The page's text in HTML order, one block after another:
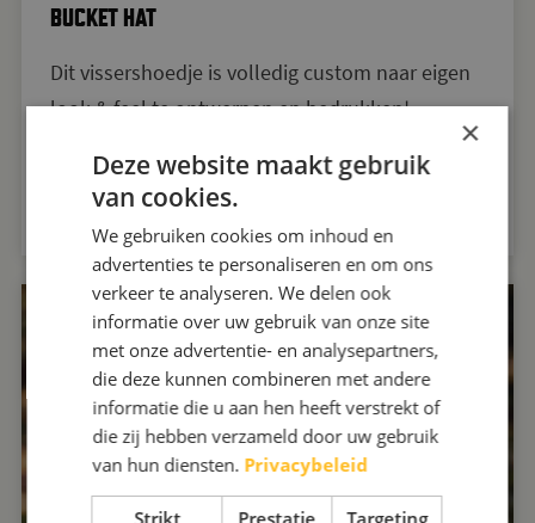
BUCKET HAT
Dit vissershoedje is volledig custom naar eigen
look & feel te ontwerpen en bedrukken!
NEEM NU CONTACT OP!
×
Deze website maakt gebruik
van cookies.
We gebruiken cookies om inhoud en
advertenties te personaliseren en om ons
verkeer te analyseren. We delen ook
informatie over uw gebruik van onze site
met onze advertentie- en analysepartners,
die deze kunnen combineren met andere
informatie die u aan hen heeft verstrekt of
die zij hebben verzameld door uw gebruik
van hun diensten. Privacybeleid
Strikt Prestatie Targeting